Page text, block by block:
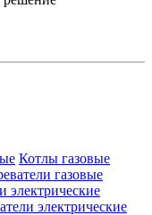
Котлы газовые
газовые
электрические
электрические